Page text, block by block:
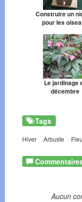
Construire un
pour les
Le jardinage
décembre
Tags
Hiver Arbuste
Aucun